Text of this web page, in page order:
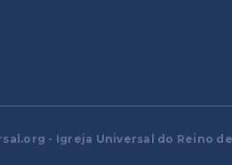
- Igreja Universal do Reino